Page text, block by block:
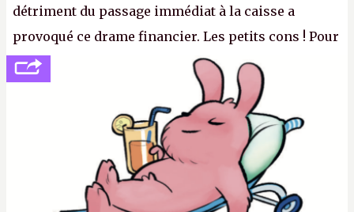
détriment du passage immédiat à la caisse a
provoqué ce drame financier. Les petits cons ! Pour
se consoler, le PDG David Baszucki peut compter
sur le déblocage du jeu en Russie et l'explosion des
joueurs majeurs (+32 %). L'avenir appartient donc
aux adultes, qui ne sont jamais que des enfants
avec du pouvoir d'achat.P.